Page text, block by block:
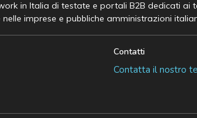
in Italia di testate e portali B2B dedicati ai
imprese e pubbliche amministrazioni
Contatti
Contatta il nostro